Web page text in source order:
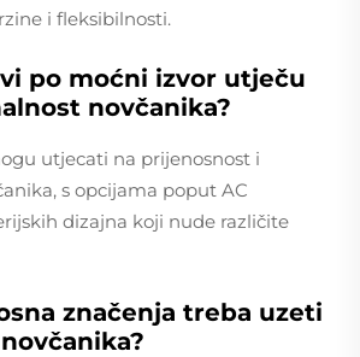
i fleksibilnosti.
po moćni izvor utječu
novčanika?
utjecati na prijenosnost i
s opcijama poput AC
dizajna koji nude različite
značenja treba uzeti